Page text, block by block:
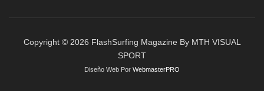
Copyright © 2026 FlashSurfing Magazine By MTH VISUAL
SPORT
Diseño Web Por WebmasterPRO